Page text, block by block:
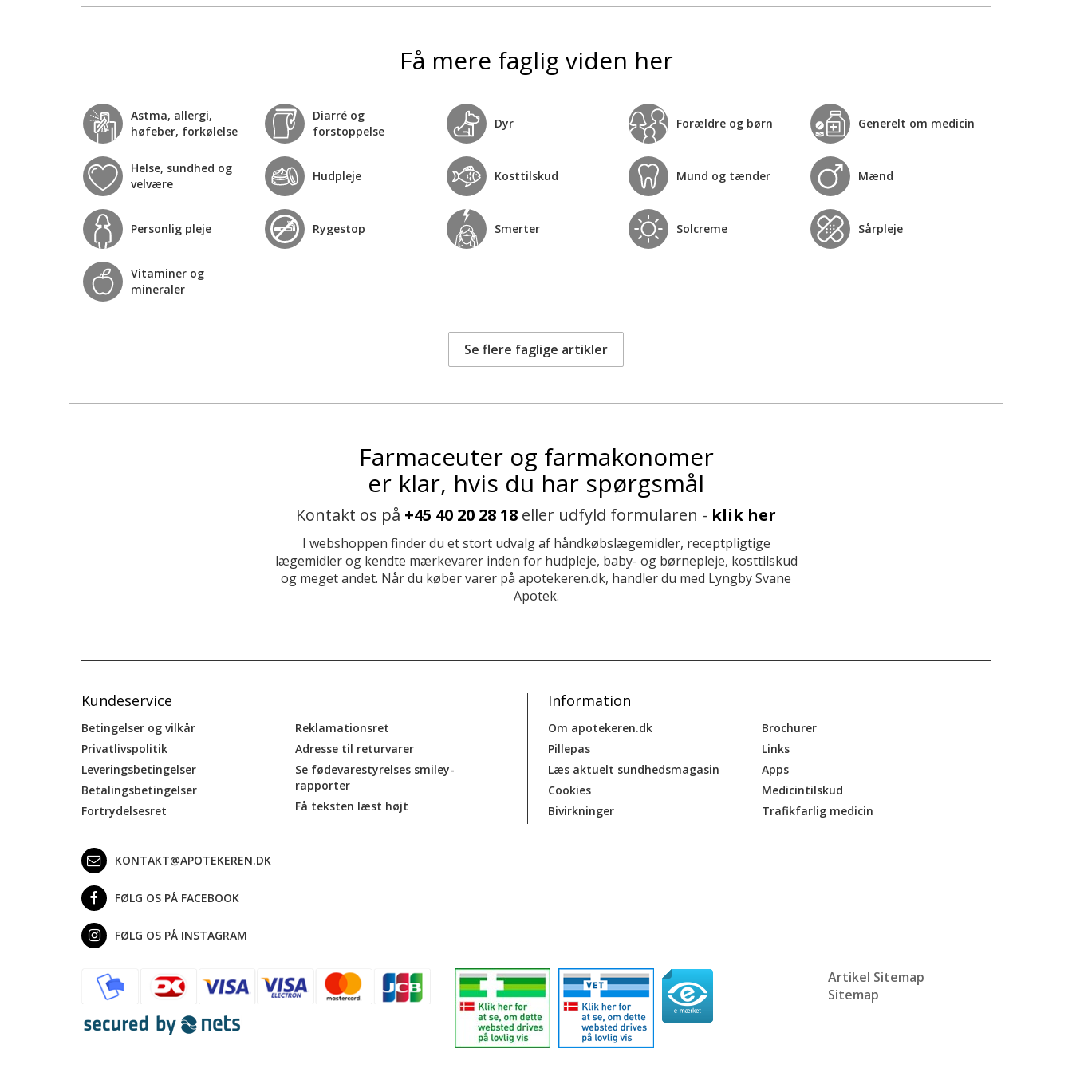
Få mere faglig viden her
Astma, allergi,
høfeber, forkølelse
Diarré og
forstoppelse
Dyr Forældre og børn Generelt om medicin
Helse, sundhed og
velvære
Hudpleje Kosttilskud Mund og tænder Mænd
Personlig pleje Rygestop Smerter Solcreme Sårpleje
Vitaminer og
mineraler
Se flere faglige artikler
Farmaceuter og farmakonomer
er klar, hvis du har spørgsmål
Kontakt os på +45 40 20 28 18 eller udfyld formularen - klik her
I webshoppen finder du et stort udvalg af håndkøbslægemidler, receptpligtige
lægemidler og kendte mærkevarer inden for hudpleje, baby- og børnepleje, kosttilskud
og meget andet. Når du køber varer på apotekeren.dk, handler du med Lyngby Svane
Apotek.
Kundeservice
Betingelser og vilkår
Privatlivspolitik
Leveringsbetingelser
Betalingsbetingelser
Fortrydelsesret
Reklamationsret
Adresse til returvarer
Se fødevarestyrelses smiley-
rapporter
Få teksten læst højt
Information
Om apotekeren.dk
Pillepas
Læs aktuelt sundhedsmagasin
Cookies
Bivirkninger
Brochurer
Links
Apps
Medicintilskud
Trafikfarlig medicin
KONTAKT@APOTEKEREN.DK
FØLG OS PÅ FACEBOOK
FØLG OS PÅ INSTAGRAM
Artikel Sitemap
Sitemap